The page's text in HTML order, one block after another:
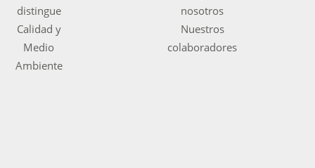
distingue
Calidad y
Medio
Ambiente
nosotros
Nuestros
colaboradores